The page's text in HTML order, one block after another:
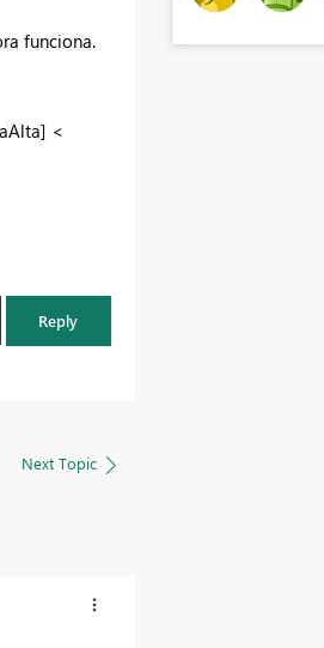
funciona.
<
Reply
Next Topic